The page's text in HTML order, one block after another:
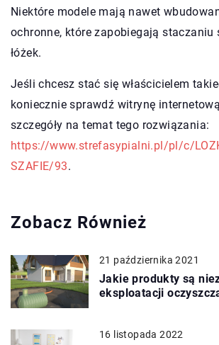
Niektóre modele mają nawet
ochronne, które zapobiegają staczaniu
łóżek.
Jeśli chcesz stać się właścicielem
koniecznie sprawdź witrynę
szczegóły na temat tego rozwiązania:
https://www.strefasypialni.pl/pl/c/
SZAFIE/93.
Zobacz Również
21 października 2021
Jakie produkty są
eksploatacji
16 listopada 2022